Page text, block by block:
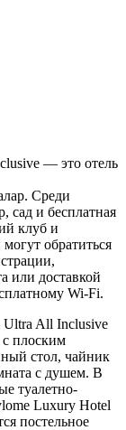
— это отель
Среди
сад и бесплатная
клуб и
обратиться
или доставкой
Wi-Fi.
All Inclusive
с плоским
стол, чайник
с душем. В
туалетно-
Luxury Hotel
постельное